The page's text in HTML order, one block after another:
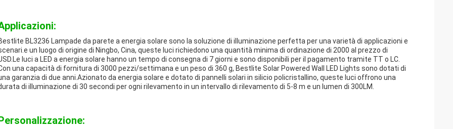
BL3236 Lampade da parete a energia solare sono la soluzione di illuminazione perfetta per una varietà di applicazioni e
un luogo di origine di Ningbo, Cina, queste luci richiedono una quantità minima di ordinazione di 2000 al prezzo di
luci a LED a energia solare hanno un tempo di consegna di 7 giorni e sono disponibili per il pagamento tramite TT o LC.
una capacità di fornitura di 3000 pezzi/settimana e un peso di 360 g, Bestlite Solar Powered Wall LED Lights sono dotati di
garanzia di due anni.Azionato da energia solare e dotato di pannelli solari in silicio policristallino, queste luci offrono una
di illuminazione di 30 secondi per ogni rilevamento in un intervallo di rilevamento di 5-8 m e un lumen di 300LM.